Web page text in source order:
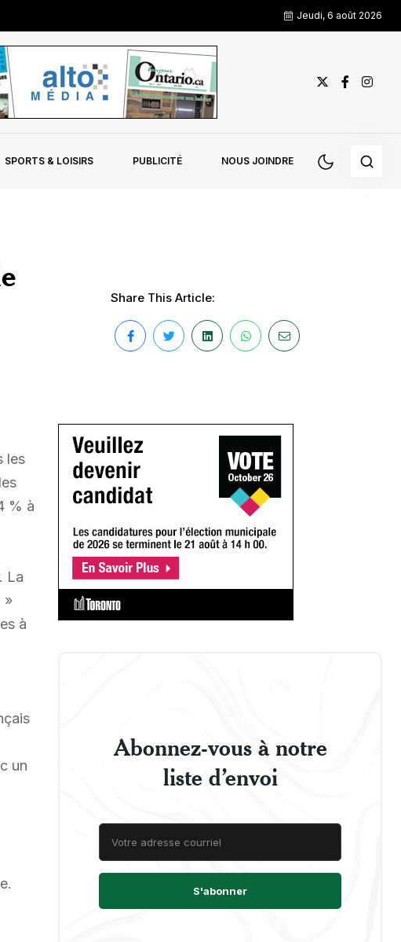
Jeudi, 6 août 2026
SPORTS & LOISIRS PUBLICITÉ NOUS JOINDRE
Share This Article:
les
% à
La
»
à
un
Abonnez-vous à notre
liste d’envoi